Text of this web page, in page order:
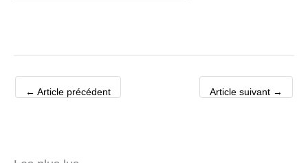
← Article précédent Article suivant →